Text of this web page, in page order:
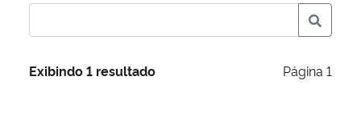
Ministério da Infraestrutura
Exibindo 1 resultado Página 1